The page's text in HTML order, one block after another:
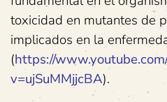
toxicidad en mutantes de
implicados en la
(https://
v=ujSuMMjjcBA).